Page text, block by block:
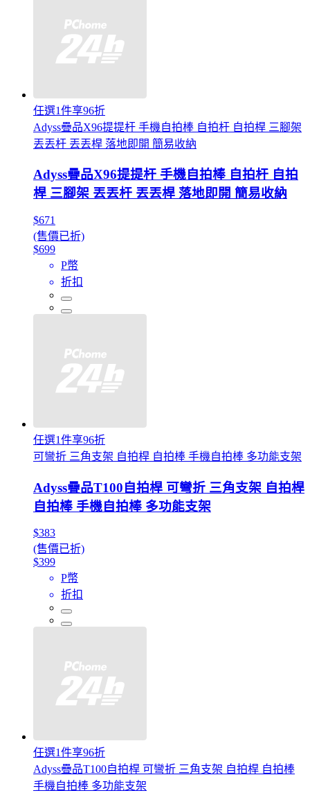
任選1件享96折
Adyss疊品X96提提杆 手機自拍棒 自拍杆 自拍桿 三腳架
丟丟杆 丟丟桿 落地即開 簡易收納
Adyss疊品X96提提杆 手機自拍棒 自拍杆 自拍
桿 三腳架 丟丟杆 丟丟桿 落地即開 簡易收納
$671
(售價已折)
$699
P幣
折扣
任選1件享96折
可彎折 三角支架 自拍桿 自拍棒 手機自拍棒 多功能支架
Adyss疊品T100自拍桿 可彎折 三角支架 自拍桿
自拍棒 手機自拍棒 多功能支架
$383
(售價已折)
$399
P幣
折扣
任選1件享96折
Adyss疊品T100自拍桿 可彎折 三角支架 自拍桿 自拍棒
手機自拍棒 多功能支架